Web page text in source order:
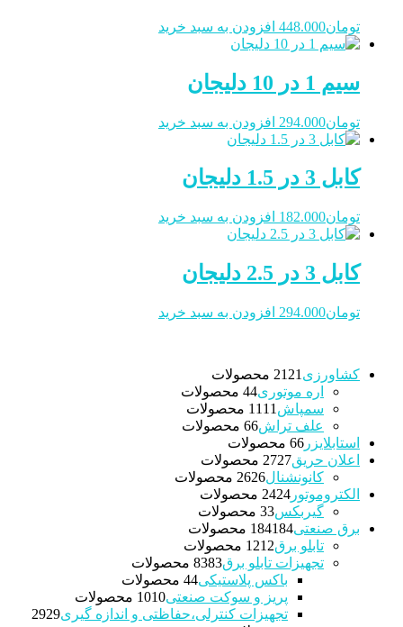
تومان448.000 افزودن به سبد خرید
سیم 1 در 10 دلیجان
تومان294.000 افزودن به سبد خرید
کابل 3 در 1.5 دلیجان
تومان182.000 افزودن به سبد خرید
کابل 3 در 2.5 دلیجان
تومان294.000 افزودن به سبد خرید
کشاورزی 21 21 محصولات
اره موتوری 44 محصولات
سمپاش
11 11 محصولات
علف تراش 66 محصولات
استابلایزر
66 محصولات
اعلان حریق
2727 محصولات
کانونشنال
2626 محصولات
الکتروموتور
2424 محصولات
گیربکس 33 محصولات
برق صنعتی
184184 محصولات
تابلو برق
1212 محصولات
تجهیزات تابلو برق
8383 محصولات
باکس پلاستیکی 44 محصولات
پریز و سوکت صنعتی
1010 محصولات
تجهیزات کنترلی،حفاظتی و اندازه گیری
2929